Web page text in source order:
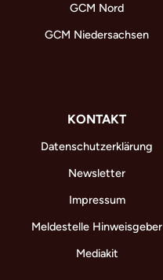
GCM Nord
GCM Niedersachsen
KONTAKT
Datenschutzerklärung
Newsletter
Impressum
Meldestelle Hinweisgeber
Mediakit